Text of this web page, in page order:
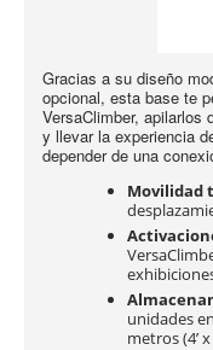
Gracias a su diseño
opcional, esta base te
VersaClimber, apilarlos
y llevar la experiencia
depender de una
Movilidad
unidades
metros (4’ x